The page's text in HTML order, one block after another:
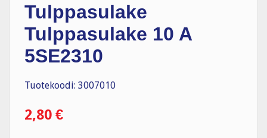
Tulppasulake
Tulppasulake 10 A
5SE2310
Tuotekoodi: 3007010
2,80 €